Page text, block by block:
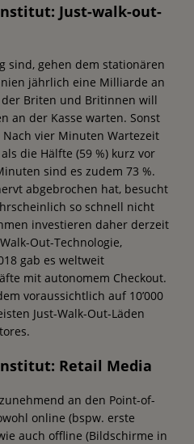
Just-walk-out-
sind, gehen dem stationären
jährlich eine Milliarde an
Briten und Britinnen will
an der Kasse warten. Sonst
vier Minuten Wartezeit
die Hälfte (59 %) kurz vor
sind es zudem 73 %.
abgebrochen hat, besucht
so schnell nicht
investieren daher derzeit
Out-Technologie,
gab es weltweit
mit autonomem Checkout.
voraussichtlich auf 10’000
Just-Walk-Out-Läden
Retail Media
an den Point-of-
online (bspw. erste
auch offline (Bildschirme in